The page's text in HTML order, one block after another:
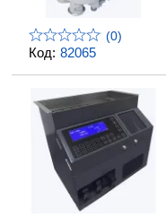
Код: 82065
(0)